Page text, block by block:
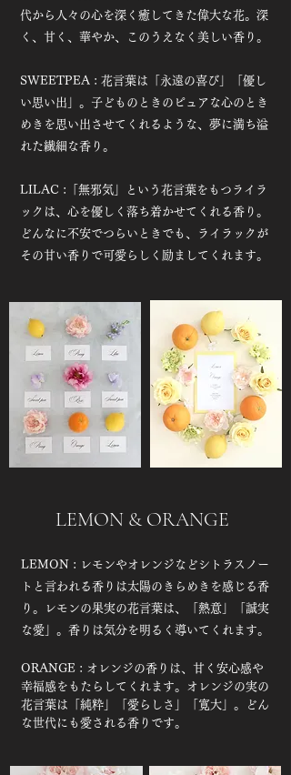
代から人々の心を深く癒してきた偉大な花。深
く、甘く、華やか、このうえなく美しい香り。
SWEETPEA : 花言葉は「永遠の喜び」「優し
い思い出」。子どものときのピュアな心のとき
めきを思い出させてくれるような、夢に満ち溢
れた繊細な香り。
LILAC :「無邪気」という花言葉をもつライラ
ックは、心を優しく落ち着かせてくれる香り。
どんなに不安でつらいときでも、ライラックが
その甘い香りで可愛らしく励ましてくれます。
LEMON & ORANGE
LEMON : レモンやオレンジなどシトラスノー
トと言われる香りは太陽のきらめきを感じる香
り。レモンの果実の花言葉は、「熱意」「誠実
な愛」。香りは気分を明るく導いてくれます。
ORANGE : オレンジの香りは、甘く安心感や
幸福感をもたらしてくれます。オレンジの実の
花言葉は「純粋」「愛らしさ」「寛大」。どん
な世代にも愛される香りです。